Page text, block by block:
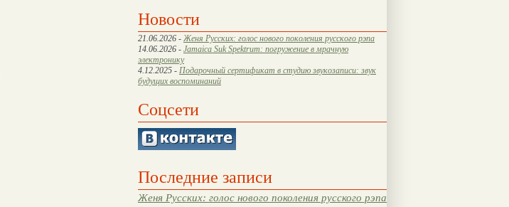
Новости
21.06.2026 - Женя Русских: голос нового поколения русского рэпа
14.06.2026 - Jamaica Suk Spektrum: погружение в мрачную
электронику
4.12.2025 - Подарочный сертификат в студию звукозаписи: звук
будущих воспоминаний
Соцсети
Последние записи
Женя Русских: голос нового поколения русского рэпа